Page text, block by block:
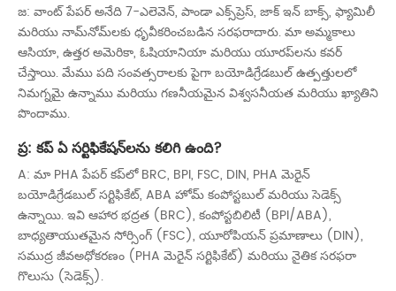
జ: వాంట్ పేపర్ అనేది 7-ఎలెవెన్, పాండా ఎక్స్‌ప్రెస్, జాక్ ఇన్ బాక్స్, ఫ్యామిలీ
మరియు నామ్‌నోమ్‌లకు ధృవీకరించబడిన సరఫరాదారు. మా అమ్మకాలు
ఆసియా, ఉత్తర అమెరికా, ఓషియానియా మరియు యూరప్‌లను కవర్
చేస్తాయి. మేము పది సంవత్సరాలకు పైగా బయోడిగ్రేడబుల్ ఉత్పత్తులలో
నిమగ్నమై ఉన్నాము మరియు గణనీయమైన విశ్వసనీయత మరియు ఖ్యాతిని
పొందాము.
ప్ర: కప్ ఏ సర్టిఫికేషన్‌లను కలిగి ఉంది?
A: మా PHA పేపర్ కప్‌లో BRC, BPI, FSC, DIN, PHA మెరైన్
బయోడిగ్రేడబుల్ సర్టిఫికేట్, ABA హోమ్ కంపోస్టబుల్ మరియు సెడెక్స్
ఉన్నాయి. ఇవి ఆహార భద్రత (BRC), కంపోస్టబిలిటీ (BPI/ABA),
బాధ్యతాయుతమైన సోర్సింగ్ (FSC), యూరోపియన్ ప్రమాణాలు (DIN),
సముద్ర జీవఅధోకరణం (PHA మెరైన్ సర్టిఫికేట్) మరియు నైతిక సరఫరా
గొలుసు (సెడెక్స్).